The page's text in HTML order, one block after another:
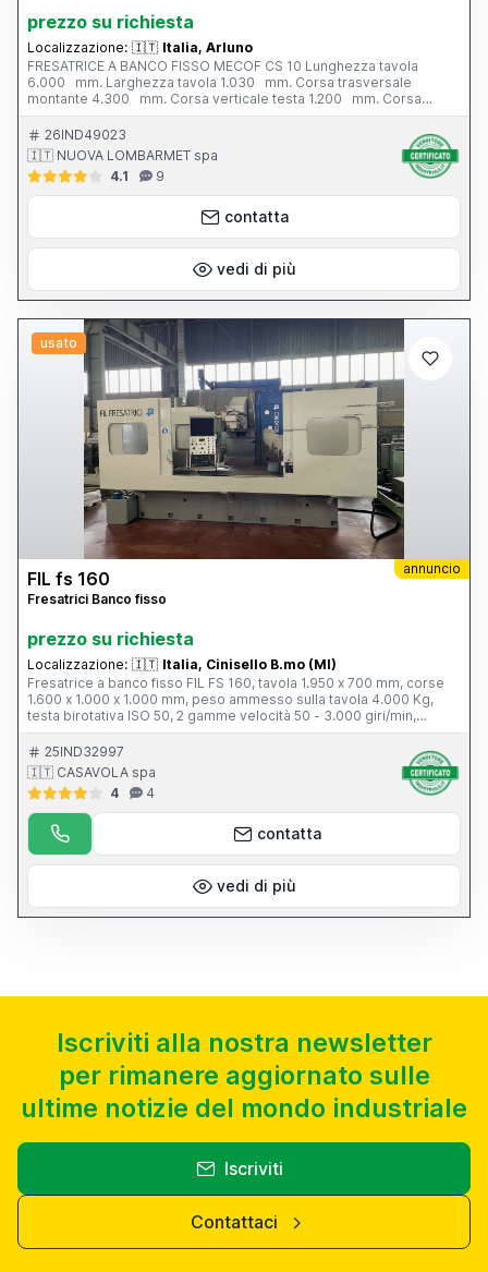
prezzo su richiesta
Localizzazione: 🇮🇹 Italia, Arluno
FRESATRICE A BANCO FISSO MECOF CS 10 Lunghezza tavola
6.000 mm. Larghezza tavola 1.030 mm. Corsa trasversale
montante 4.300 mm. Corsa verticale testa 1.200 mm. Corsa
trasversale ram 970 mm. Velocita’ rotazione mandrino - N. 27; 35 -
2.000 g/min. Cono mandrino ISO 50 Potenza motore mandrino 18
hp. Peso totale 16 tonn. Completa di: - visualizzatore - testa a
fresare universale
26IND49023
🇮🇹 NUOVA LOMBARMET spa
4.1
9
contatta
vedi di più
usato
annuncio
FIL fs 160
Fresatrici Banco fisso
prezzo su richiesta
Localizzazione: 🇮🇹 Italia, Cinisello B.mo (MI)
Fresatrice a banco fisso FIL FS 160, tavola 1.950 x 700 mm, corse
1.600 x 1.000 x 1.000 mm, peso ammesso sulla tavola 4.000 Kg,
testa birotativa ISO 50, 2 gamme velocità 50 - 3.000 giri/min,
avanzamenti di lavoro 0-12.000 mm/min, avanzamenti rapidi 12.000
mm/min, CNC Heidenhain
25IND32997
🇮🇹 CASAVOLA spa
4
4
contatta
vedi di più
Iscriviti alla nostra newsletter
per rimanere aggiornato sulle
ultime notizie del mondo industriale
Iscriviti
Contattaci